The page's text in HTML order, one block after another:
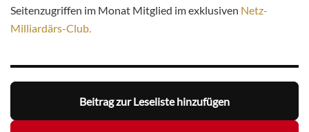
Seitenzugriffen im Monat Mitglied im exklusiven Netz-
Milliardärs-Club.
Beitrag zur Leseliste hinzufügen